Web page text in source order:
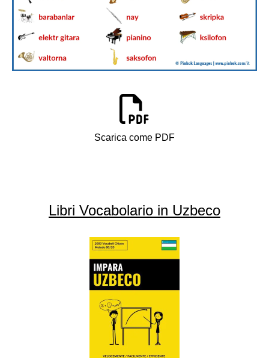
Scarica come PDF
Libri Vocabolario in Uzbeco